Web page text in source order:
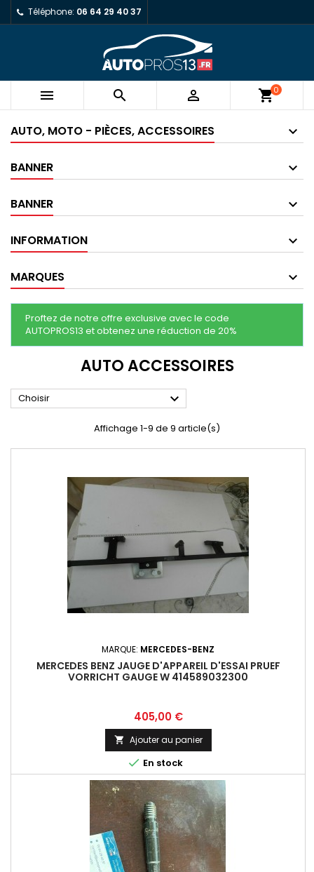
Téléphone: 06 64 29 40 37
   shopping_cart0
AUTO, MOTO - PIÈCES, ACCESSOIRES
BANNER
BANNER
INFORMATION
MARQUES
Proftez de notre offre exclusive avec le code
AUTOPROS13 et obtenez une réduction de 20%
AUTO ACCESSOIRES
Choisir 
Affichage 1-9 de 9 article(s)
MARQUE: MERCEDES-BENZ
MERCEDES BENZ JAUGE D'APPAREIL D'ESSAI PRUEF
VORRICHT GAUGE W 414589032300
Prix
405,00 €
 Ajouter au panier
 En stock